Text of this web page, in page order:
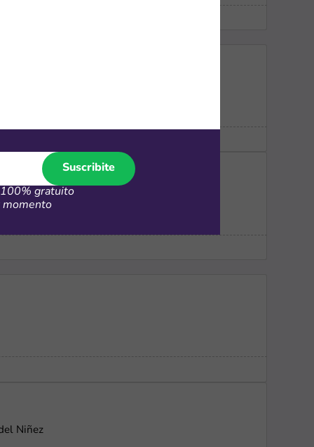
en liquidación de invierno
Niñez
Suscribite
gratuito
momento